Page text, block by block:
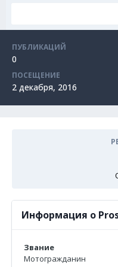
ПУБЛИКАЦИЙ
0
ПОСЕЩЕНИЕ
2 декабря, 2016
Информация о
Звание
Мотогражданин